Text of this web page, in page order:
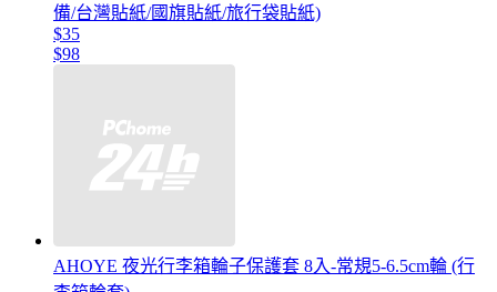
備/台灣貼紙/國旗貼紙/旅行袋貼紙)
$35
$98
AHOYE 夜光行李箱輪子保護套 8入-常規5-6.5cm輪 (行